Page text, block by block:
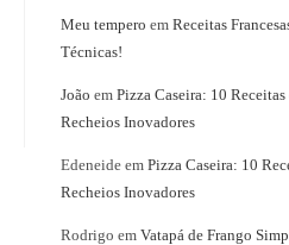
Meu tempero em Receitas
Técnicas!
João em Pizza Caseira: 10 Receitas
Recheios Inovadores
Edeneide em Pizza Caseira: 10
Recheios Inovadores
Rodrigo em Vatapá de Frango